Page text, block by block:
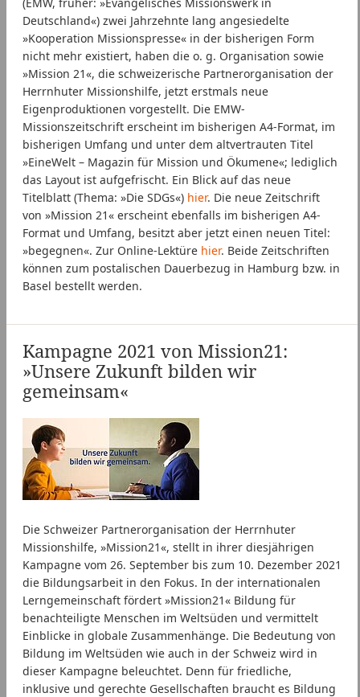
Deutschland«) zwei Jahrzehnte lang angesiedelte
»Kooperation Missionspresse« in der bisherigen Form
nicht mehr existiert, haben die o. g. Organisation sowie
»Mission 21«, die schweizerische Partnerorganisation der
Herrnhuter Missionshilfe, jetzt erstmals neue
Eigenproduktionen vorgestellt. Die EMW-
Missionszeitschrift erscheint im bisherigen A4-Format, im
bisherigen Umfang und unter dem altvertrauten Titel
»EineWelt – Magazin für Mission und Ökumene«; lediglich
das Layout ist aufgefrischt. Ein Blick auf das neue
Titelblatt (Thema: »Die SDGs«) hier. Die neue Zeitschrift
von »Mission 21« erscheint ebenfalls im bisherigen A4-
Format und Umfang, besitzt aber jetzt einen neuen Titel:
»begegnen«. Zur Online-Lektüre hier. Beide Zeitschriften
können zum postalischen Dauerbezug in Hamburg bzw. in
Basel bestellt werden.
Kampagne 2021 von Mission21:
»Unsere Zukunft bilden wir
gemeinsam«
Die Schweizer Partnerorganisation der Herrnhuter
Missionshilfe, »Mission21«, stellt in ihrer diesjährigen
Kampagne vom 26. September bis zum 10. Dezember 2021
die Bildungsarbeit in den Fokus. In der internationalen
Lerngemeinschaft fördert »Mission21« Bildung für
benachteiligte Menschen im Weltsüden und vermittelt
Einblicke in globale Zusammenhänge. Die Bedeutung von
Bildung im Weltsüden wie auch in der Schweiz wird in
dieser Kampagne beleuchtet. Denn für friedliche,
inklusive und gerechte Gesellschaften braucht es Bildung